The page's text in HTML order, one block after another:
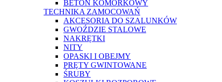
BETON KOMÓRKOWY
TECHNIKA ZAMOCOWAŃ
AKCESORIA DO SZALUNKÓW
GWOŹDZIE STALOWE
NAKRĘTKI
NITY
OPASKI I OBEJMY
PRĘTY GWINTOWANE
ŚRUBY